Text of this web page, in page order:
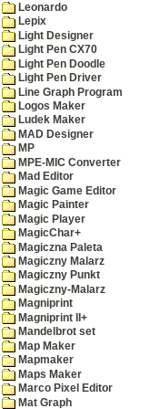
Leonardo
Lepix
Light Designer
Light Pen CX70
Light Pen Doodle
Light Pen Driver
Line Graph Program
Logos Maker
Ludek Maker
MAD Designer
MP
MPE-MIC Converter
Mad Editor
Magic Game Editor
Magic Painter
Magic Player
MagicChar+
Magiczna Paleta
Magiczny Malarz
Magiczny Punkt
Magiczny-Malarz
Magniprint
Magniprint II+
Mandelbrot set
Map Maker
Mapmaker
Maps Maker
Marco Pixel Editor
Mat Graph